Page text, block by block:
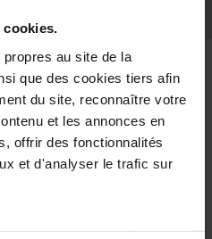
cookies.
au site de la
que des cookies tiers afin
du site, reconnaître votre
et les annonces en
offrir des fonctionnalités
et d'analyser le trafic sur